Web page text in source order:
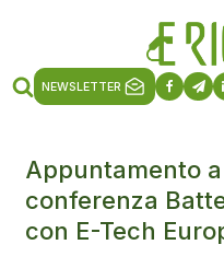
NEWSLETTER
Appuntamento
conferenza
con E-Tech